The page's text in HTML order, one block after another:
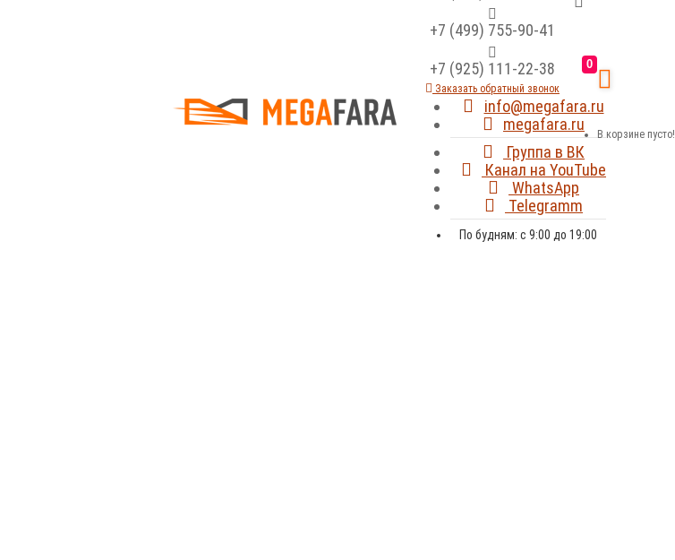
+7 (499) 755-90-41
+7 (925) 111-22-38
Заказать обратный звонок
info@megafara.ru
megafara.ru
Группа в ВК
Канал на YouTube
WhatsApp
Telegramm
По будням: с 9:00 до 19:00
0
В корзине пусто!